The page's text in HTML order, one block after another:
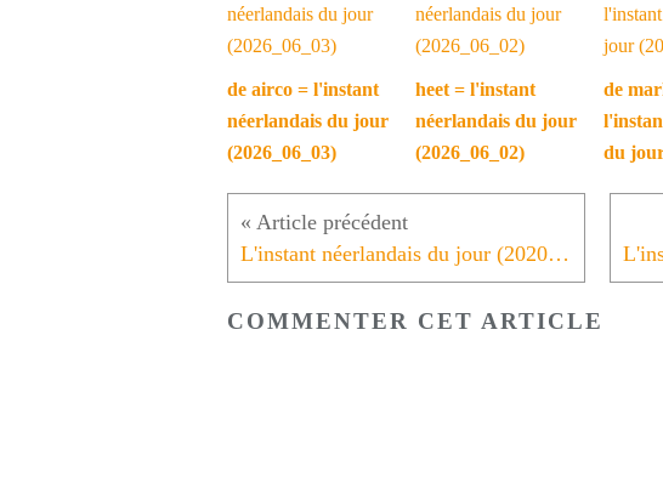
de airco = l'instant
néerlandais du jour
(2026_06_03)
heet = l'instant
néerlandais du jour
(2026_06_02)
de
du
L'instant néerlandais du jour (2020_02_19): onderhandelen
COMMENTER CET ARTICLE